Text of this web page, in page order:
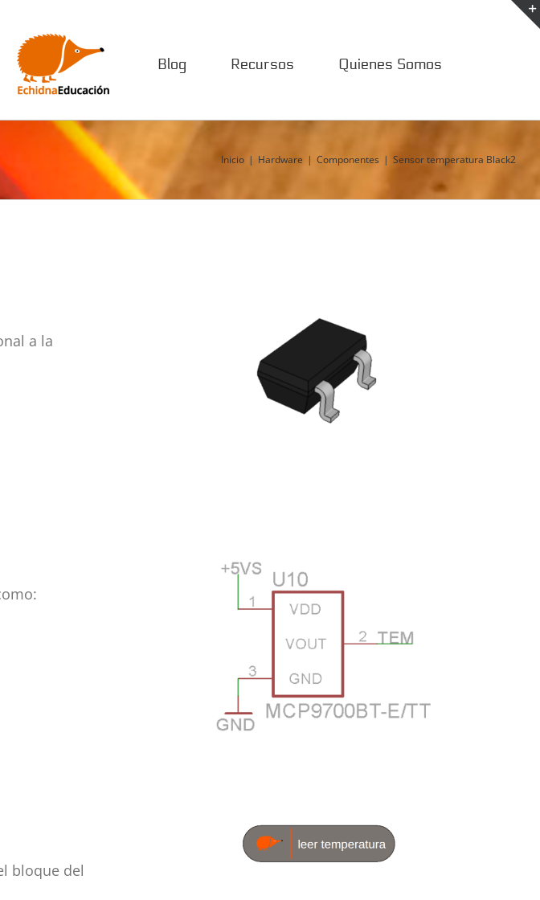
Blog Recursos Quienes Somos
Inicio Hardware Componentes Sensor temperatura Black2
a la
bloque del